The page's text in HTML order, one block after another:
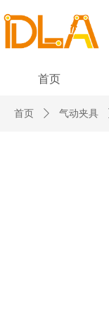
首页
首页 ꄲ 气动夹具